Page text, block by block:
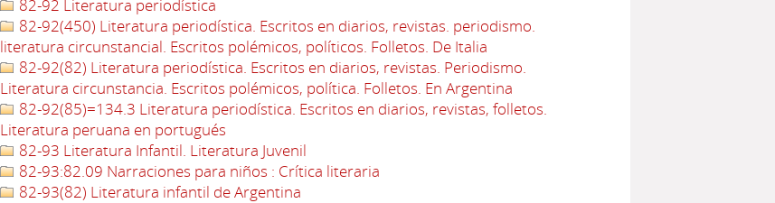
82-92 Literatura periodística
82-92(450) Literatura periodística. Escritos en diarios, revistas. periodismo.
literatura circunstancial. Escritos polémicos, políticos. Folletos. De Italia
82-92(82) Literatura periodística. Escritos en diarios, revistas. Periodismo.
Literatura circunstancia. Escritos polémicos, política. Folletos. En Argentina
82-92(85)=134.3 Literatura periodística. Escritos en diarios, revistas, folletos.
Literatura peruana en portugués
82-93 Literatura Infantil. Literatura Juvenil
82-93:82.09 Narraciones para niños : Crítica literaria
82-93(82) Literatura infantil de Argentina